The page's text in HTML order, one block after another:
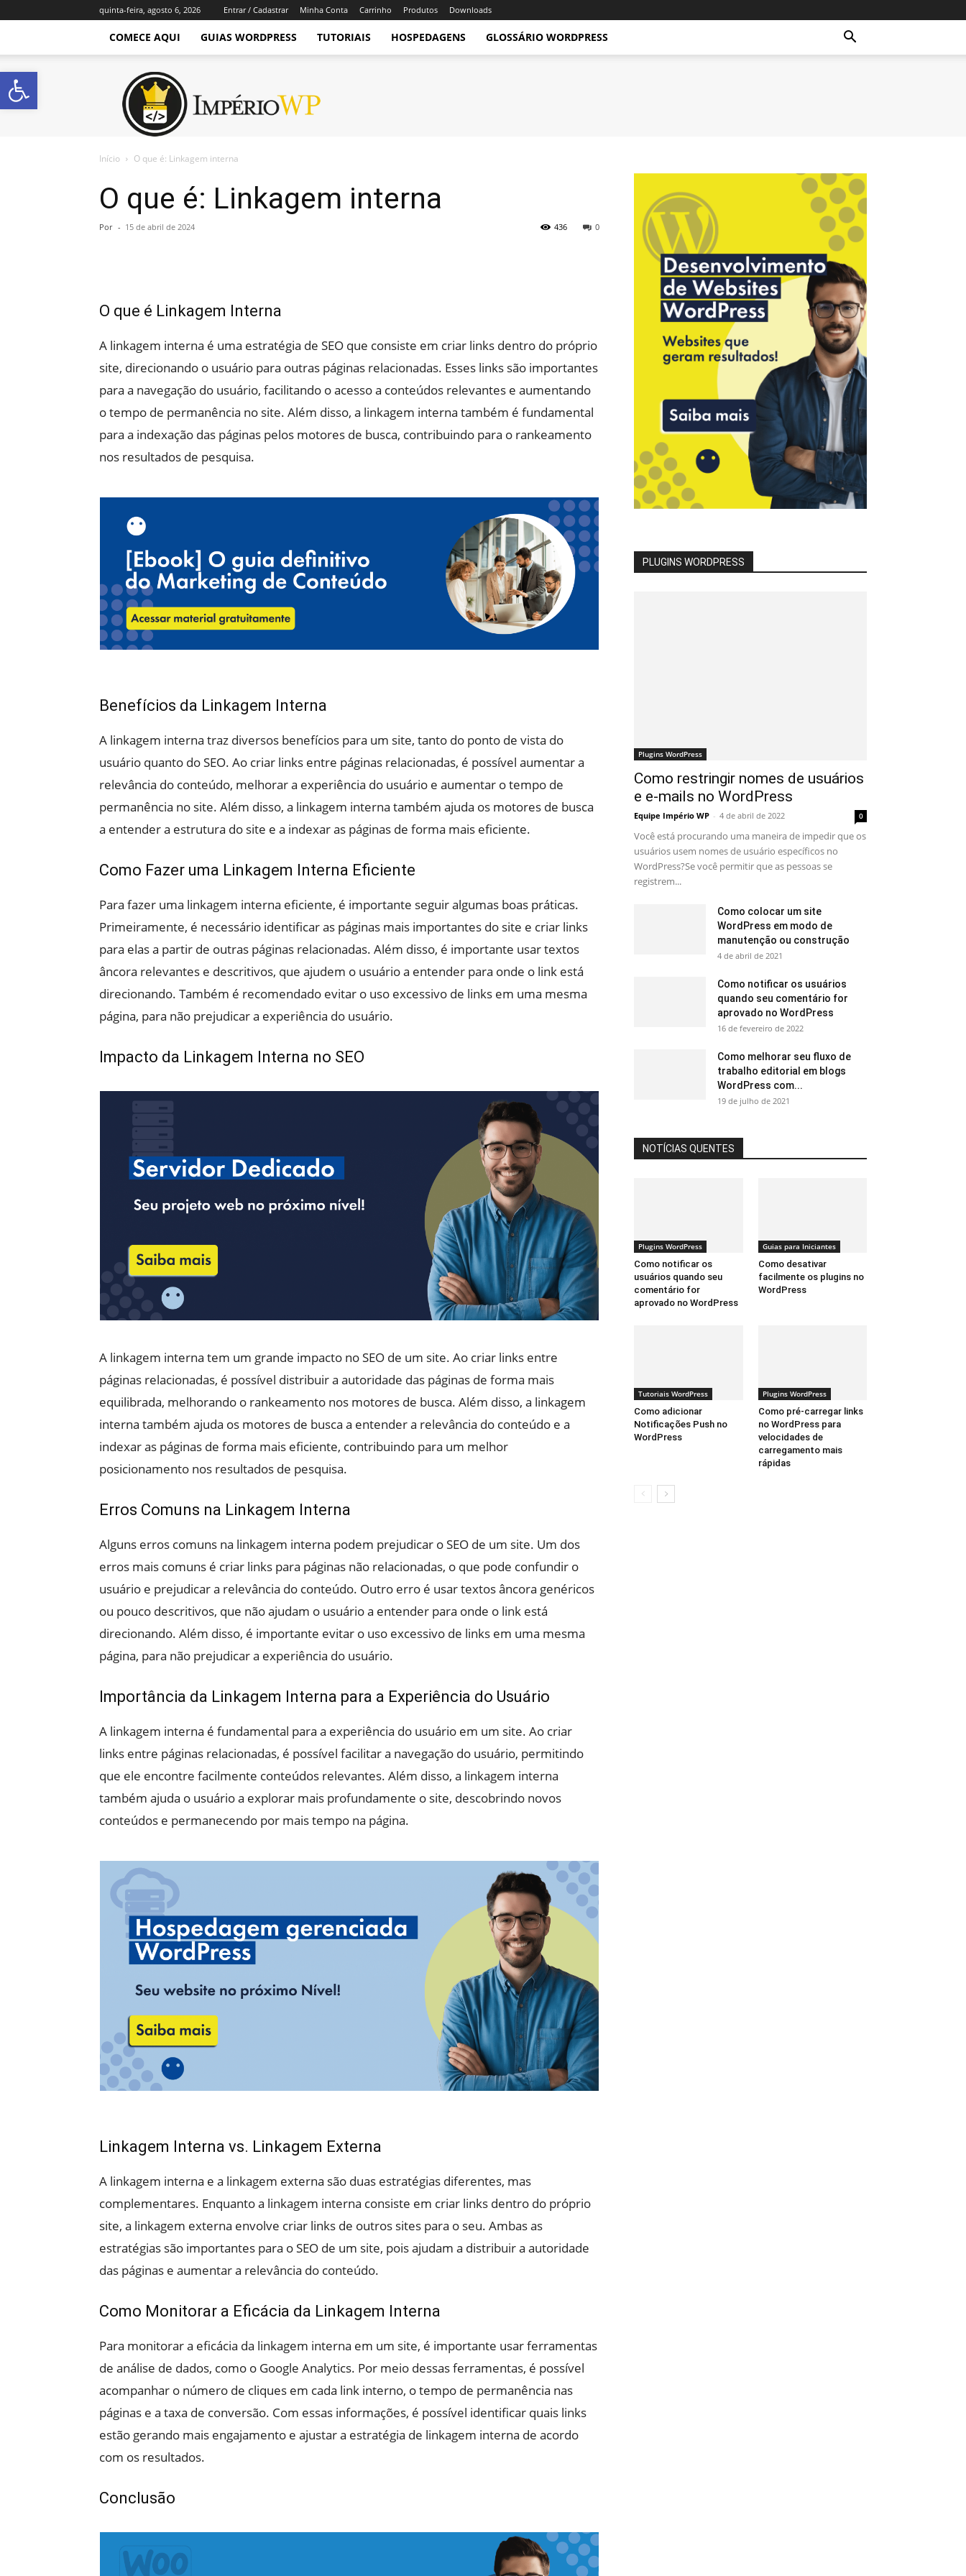
quinta-feira, agosto 6, 2026 Entrar / Cadastrar Minha Conta Carrinho Produtos Downloads
COMECE AQUI GUIAS WORDPRESS TUTORIAIS HOSPEDAGENS GLOSSÁRIO WORDPRESS
Império
WordPress
Início O que é: Linkagem interna
O que é: Linkagem interna
Por - 15 de abril de 2024 0
436
O que é Linkagem Interna
A linkagem interna é uma estratégia de SEO que consiste em criar links dentro do próprio
site, direcionando o usuário para outras páginas relacionadas. Esses links são importantes
para a navegação do usuário, facilitando o acesso a conteúdos relevantes e aumentando
o tempo de permanência no site. Além disso, a linkagem interna também é fundamental
para a indexação das páginas pelos motores de busca, contribuindo para o rankeamento
nos resultados de pesquisa.
Benefícios da Linkagem Interna
A linkagem interna traz diversos benefícios para um site, tanto do ponto de vista do
usuário quanto do SEO. Ao criar links entre páginas relacionadas, é possível aumentar a
relevância do conteúdo, melhorar a experiência do usuário e aumentar o tempo de
permanência no site. Além disso, a linkagem interna também ajuda os motores de busca
a entender a estrutura do site e a indexar as páginas de forma mais eficiente.
Como Fazer uma Linkagem Interna Eficiente
Para fazer uma linkagem interna eficiente, é importante seguir algumas boas práticas.
Primeiramente, é necessário identificar as páginas mais importantes do site e criar links
para elas a partir de outras páginas relacionadas. Além disso, é importante usar textos
âncora relevantes e descritivos, que ajudem o usuário a entender para onde o link está
direcionando. Também é recomendado evitar o uso excessivo de links em uma mesma
página, para não prejudicar a experiência do usuário.
Impacto da Linkagem Interna no SEO
A linkagem interna tem um grande impacto no SEO de um site. Ao criar links entre
páginas relacionadas, é possível distribuir a autoridade das páginas de forma mais
equilibrada, melhorando o rankeamento nos motores de busca. Além disso, a linkagem
interna também ajuda os motores de busca a entender a relevância do conteúdo e a
indexar as páginas de forma mais eficiente, contribuindo para um melhor
posicionamento nos resultados de pesquisa.
Erros Comuns na Linkagem Interna
Alguns erros comuns na linkagem interna podem prejudicar o SEO de um site. Um dos
erros mais comuns é criar links para páginas não relacionadas, o que pode confundir o
usuário e prejudicar a relevância do conteúdo. Outro erro é usar textos âncora genéricos
ou pouco descritivos, que não ajudam o usuário a entender para onde o link está
direcionando. Além disso, é importante evitar o uso excessivo de links em uma mesma
página, para não prejudicar a experiência do usuário.
Importância da Linkagem Interna para a Experiência do Usuário
A linkagem interna é fundamental para a experiência do usuário em um site. Ao criar
links entre páginas relacionadas, é possível facilitar a navegação do usuário, permitindo
que ele encontre facilmente conteúdos relevantes. Além disso, a linkagem interna
também ajuda o usuário a explorar mais profundamente o site, descobrindo novos
conteúdos e permanecendo por mais tempo na página.
Linkagem Interna vs. Linkagem Externa
A linkagem interna e a linkagem externa são duas estratégias diferentes, mas
complementares. Enquanto a linkagem interna consiste em criar links dentro do próprio
site, a linkagem externa envolve criar links de outros sites para o seu. Ambas as
estratégias são importantes para o SEO de um site, pois ajudam a distribuir a autoridade
das páginas e aumentar a relevância do conteúdo.
Como Monitorar a Eficácia da Linkagem Interna
Para monitorar a eficácia da linkagem interna em um site, é importante usar ferramentas
de análise de dados, como o Google Analytics. Por meio dessas ferramentas, é possível
acompanhar o número de cliques em cada link interno, o tempo de permanência nas
páginas e a taxa de conversão. Com essas informações, é possível identificar quais links
estão gerando mais engajamento e ajustar a estratégia de linkagem interna de acordo
com os resultados.
Conclusão
PLUGINS WORDPRESS
Plugins WordPress
Como restringir nomes de usuários
e e-mails no WordPress
Equipe Império WP - 4 de abril de 2022 0
Você está procurando uma maneira de impedir que os
usuários usem nomes de usuário específicos no
WordPress?Se você permitir que as pessoas se
registrem...
Como colocar um site
WordPress em modo de
manutenção ou construção
4 de abril de 2021
Como notificar os usuários
quando seu comentário for
aprovado no WordPress
16 de fevereiro de 2022
Como melhorar seu fluxo de
trabalho editorial em blogs
WordPress com...
19 de julho de 2021
NOTÍCIAS QUENTES
Plugins WordPress
Como notificar os
usuários quando seu
comentário for
aprovado no WordPress
Guias para Iniciantes
Como desativar
facilmente os plugins no
WordPress
Tutoriais WordPress
Como adicionar
Notificações Push no
WordPress
Plugins WordPress
Como pré-carregar links
no WordPress para
velocidades de
carregamento mais
rápidas
Abrir a barra de ferramentas